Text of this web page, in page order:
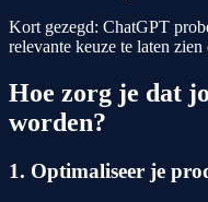
Kort gezegd: ChatGPT
relevante keuze te laten
Hoe zorg je dat
worden?
1. Optimaliseer je